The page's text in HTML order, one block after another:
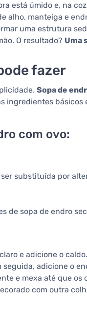
está úmido e, na
alho, manteiga e
uma estrutura
O resultado? Uma
fazer
Sopa de
básicos
com ovo:
substituída por
de sopa de endro
e adicione o
adicione o
e mexa até que os
com outra